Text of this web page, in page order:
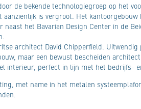
de bekende technologiegroep op het
is vergroot. Het
het Bavarian Design Center in de
architect David Chipperfield.
maar een bewust bescheiden
interieur, perfect in lijn met het bedrijfs-
met name in het metalen